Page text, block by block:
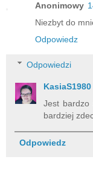
Anonimowy
Niezbyt do
Odpowiedz
Odpowiedzi
KasiaS1980
Jest bardzo
bardziej
Odpowiedz